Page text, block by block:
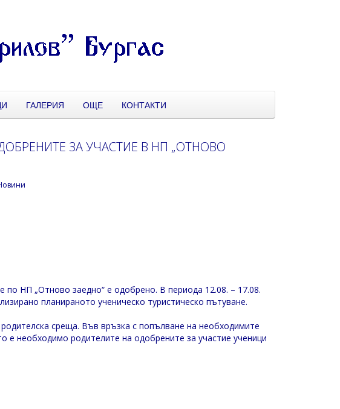
ГАЛЕРИЯ ОЩЕ КОНТАКТИ
ЗА УЧАСТИЕ В НП „ОТНОВО
НП „Отново заедно“ е одобрено. В периода 12.08. – 17.08.
планираното ученическо туристическо пътуване.
среща. Във връзка с попълване на необходимите
е необходимо родителите на одобрените за участие ученици